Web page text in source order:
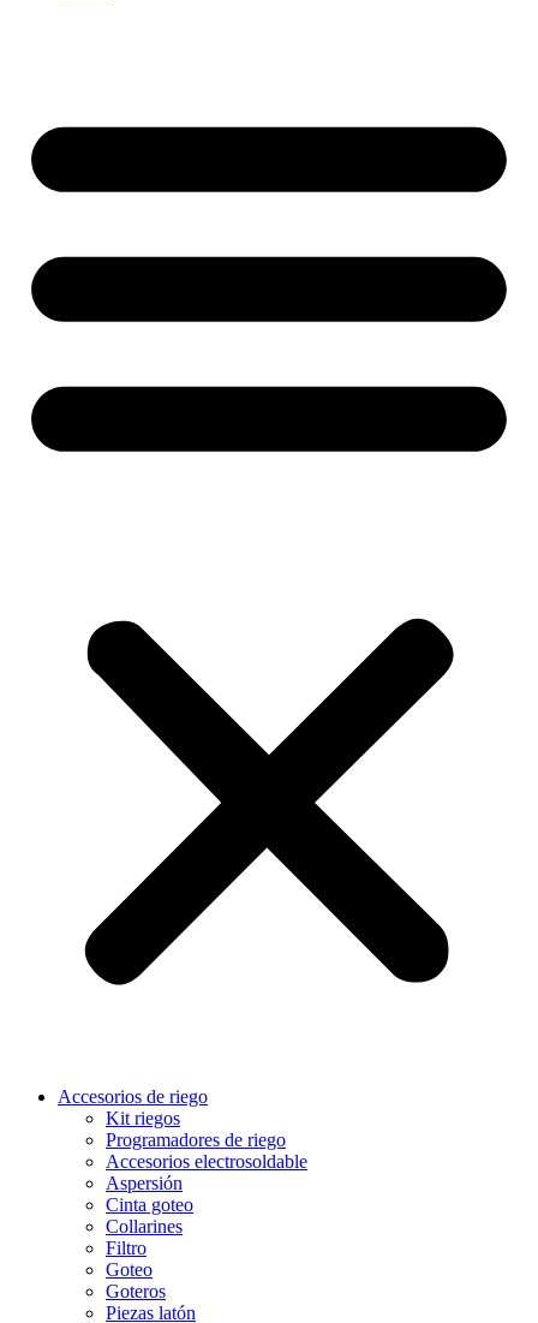
Accesorios de riego
Kit riegos
Programadores de riego
Accesorios electrosoldable
Aspersión
Cinta goteo
Collarines
Filtro
Goteo
Goteros
Piezas latón